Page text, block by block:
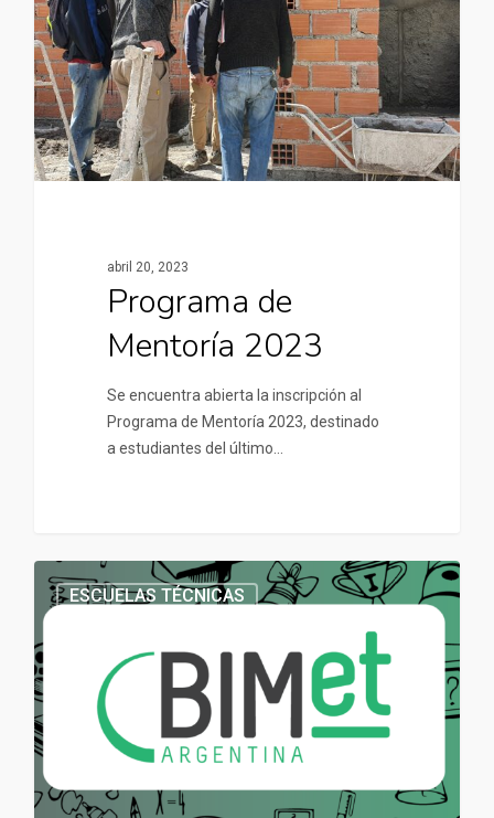
abril 20, 2023
Programa de
Mentoría 2023
Se encuentra abierta la inscripción al
Programa de Mentoría 2023, destinado
a estudiantes del último…
ESCUELAS TÉCNICAS